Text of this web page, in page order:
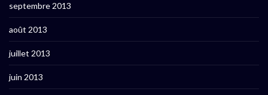
septembre 2013
août 2013
juillet 2013
juin 2013